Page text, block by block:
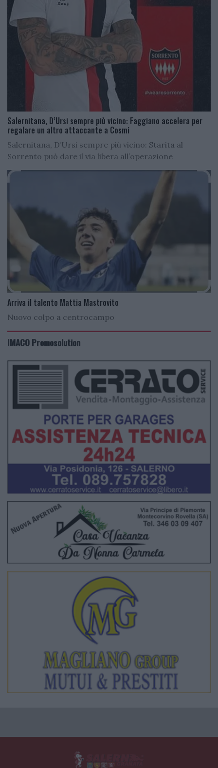
Salernitana, D’Ursi sempre più vicino: Faggiano accelera per
regalare un altro attaccante a Cosmi
Salernitana, D’Ursi sempre più vicino: Starita al
Sorrento può dare il via libera all’operazione
Arriva il talento Mattia Mastrovito
Nuovo colpo a centrocampo
IMACO Promosolution